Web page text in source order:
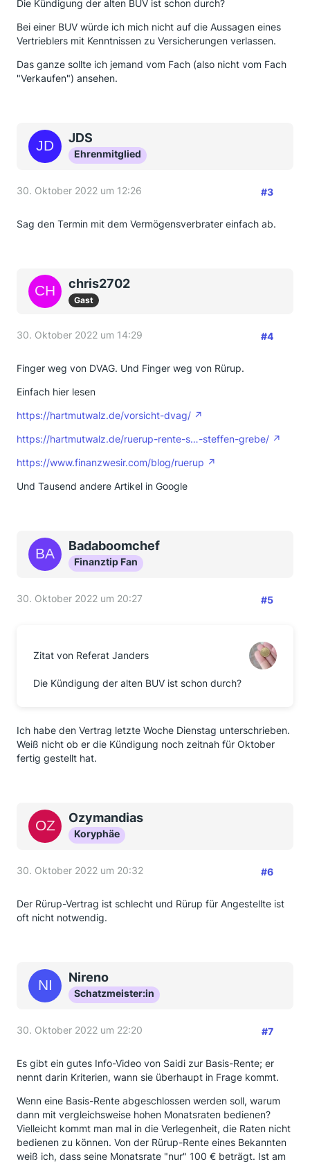
Die Kündigung der alten BUV ist schon durch?
Bei einer BUV würde ich mich nicht auf die Aussagen eines
Vertrieblers mit Kenntnissen zu Versicherungen verlassen.
Das ganze sollte ich jemand vom Fach (also nicht vom Fach
"Verkaufen") ansehen.
JDS
Ehrenmitglied
30. Oktober 2022 um 12:26 #3
Sag den Termin mit dem Vermögensverbrater einfach ab.
chris2702
Gast
30. Oktober 2022 um 14:29 #4
Finger weg von DVAG. Und Finger weg von Rürup.
Einfach hier lesen
https://hartmutwalz.de/vorsicht-dvag/
https://hartmutwalz.de/ruerup-rente-s…-steffen-grebe/
https://www.finanzwesir.com/blog/ruerup
Und Tausend andere Artikel in Google
Badaboomchef
Finanztip Fan
30. Oktober 2022 um 20:27 #5
Zitat von Referat Janders
Die Kündigung der alten BUV ist schon durch?
Ich habe den Vertrag letzte Woche Dienstag unterschrieben.
Weiß nicht ob er die Kündigung noch zeitnah für Oktober
fertig gestellt hat.
Ozymandias
Koryphäe
30. Oktober 2022 um 20:32 #6
Der Rürup-Vertrag ist schlecht und Rürup für Angestellte ist
oft nicht notwendig.
Nireno
Schatzmeister:in
30. Oktober 2022 um 22:20 #7
Es gibt ein gutes Info-Video von Saidi zur Basis-Rente; er
nennt darin Kriterien, wann sie überhaupt in Frage kommt.
Wenn eine Basis-Rente abgeschlossen werden soll, warum
dann mit vergleichsweise hohen Monatsraten bedienen?
Vielleicht kommt man mal in die Verlegenheit, die Raten nicht
bedienen zu können. Von der Rürup-Rente eines Bekannten
weiß ich, dass seine Monatsrate "nur" 100 € beträgt. Ist am